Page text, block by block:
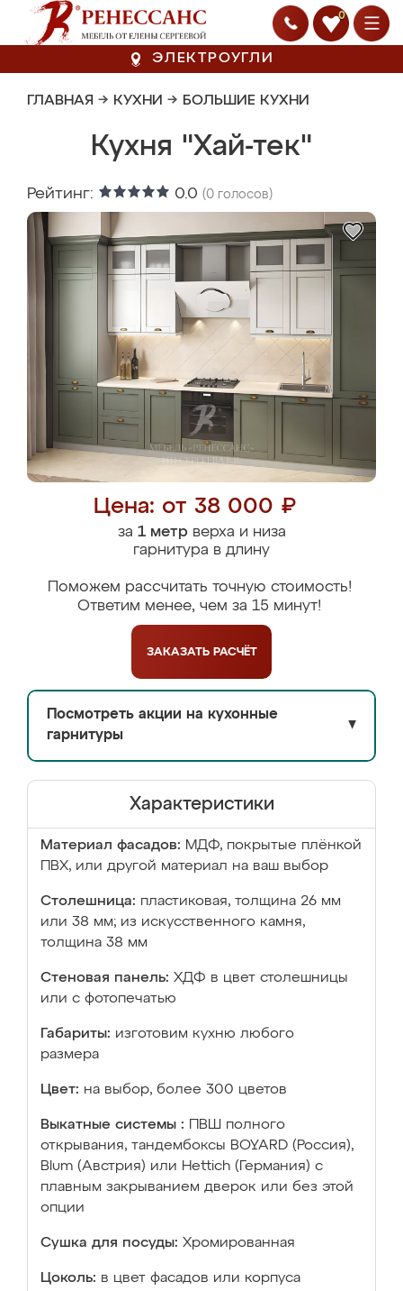
0
ЭЛЕКТРОУГЛИ
ГЛАВНАЯ → КУХНИ → БОЛЬШИЕ КУХНИ
Кухня "Хай-тек"
Рейтинг: 0.0 (0 голосов)
Цена: от 38 000 ₽
за 1 метрверха и низа
гарнитура в длину
Поможем рассчитать точную стоимость!
Ответим менее, чем за 15 минут!
ЗАКАЗАТЬ РАСЧЁТ
Посмотреть акции на кухонные
гарнитуры
▼
Характеристики
Материал фасадов: МДФ, покрытые плёнкой
ПВХ, или другой материал на ваш выбор
Столешница: пластиковая, толщина 26 мм
или 38 мм; из искусственного камня,
толщина 38 мм
Стеновая панель: ХДФ в цвет столешницы
или с фотопечатью
Габариты: изготовим кухню любого
размера
Цвет: на выбор, более 300 цветов
Выкатные системы :
ПВШ полного
открывания, тандембоксы BOYARD (Россия),
Blum (Австрия) или Hettich (Германия) с
плавным закрыванием дверок или без этой
опции
Сушка для посуды: Хромированная
Цоколь: в цвет фасадов или корпуса